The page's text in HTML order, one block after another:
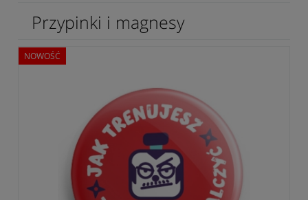
Przypinki i magnesy
NOWOŚĆ